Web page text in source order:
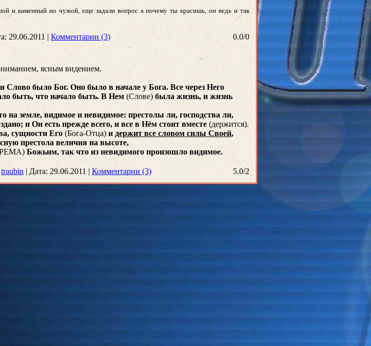
и каменный но чужой, еще задали вопрос а почему ты красишь, он ведь и так
0.0/0
29.06.2011 | Комментарии (3)
ясным видением.
было Бог. Оно было в начале у Бога. Все через Него
быть, что начало быть. В Нем (Слове) была жизнь, и жизнь
на земле, видимое и невидимое: престолы ли, господства ли,
и Он есть прежде всего, и все в Нём стоит вместе (держится).
сущности Его (Бога-Отца) и держит все словом силы Своей,
престола величия на высоте,
Божьим, так что из невидимого произошло видимое.
5.0/2
traubin | Дата: 29.06.2011 | Комментарии (3)